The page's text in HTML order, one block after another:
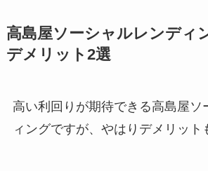
高島屋ソーシャルレンディ
デメリット2選
高い利回りが期待できる高島屋ソ
ィングですが、やはりデメリット